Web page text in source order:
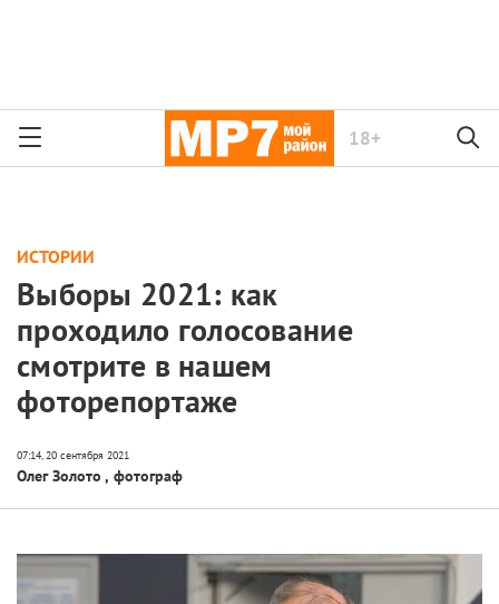
18+
ИСТОРИИ
Выборы 2021: как
проходило голосование
смотрите в нашем
фоторепортаже
Олег Золото , фотограф